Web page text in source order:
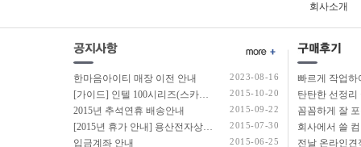
회사소개
한마음아이티 매장 이전 안내 2023-08-16
[가이드] 인텔 100시리즈(스카이레이크보드) 에서 윈도우7 USB 설치 방법 소개 2015-10-20
2015년 추석연휴 배송안내 2015-09-22
[2015년 휴가 안내] 용산전자상가 여름 휴가 안내 2015-07-30
입금계좌 안내 2015-06-25
탄탄한 선정리